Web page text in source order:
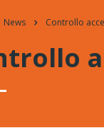
News Controllo